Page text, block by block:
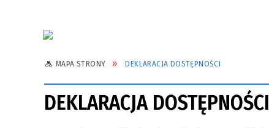
MAPA STRONY DEKLARACJA DOSTĘPNOŚCI
DEKLARACJA DOSTĘPNOŚCI